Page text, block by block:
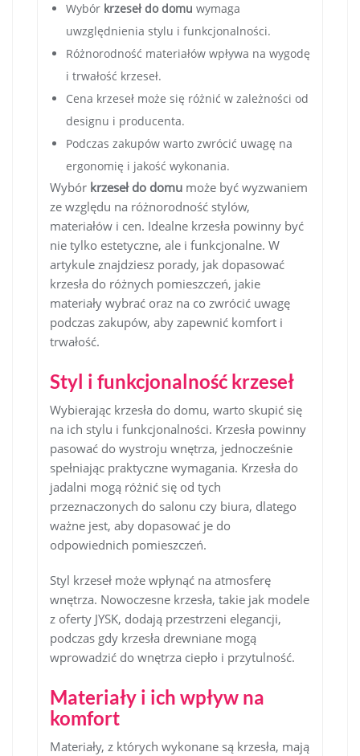
Wybór krzeseł do domu wymaga
uwzględnienia stylu i funkcjonalności.
Różnorodność materiałów wpływa na wygodę
i trwałość krzeseł.
Cena krzeseł może się różnić w zależności od
designu i producenta.
Podczas zakupów warto zwrócić uwagę na
ergonomię i jakość wykonania.
Wybór krzeseł do domu może być wyzwaniem
ze względu na różnorodność stylów,
materiałów i cen. Idealne krzesła powinny być
nie tylko estetyczne, ale i funkcjonalne. W
artykule znajdziesz porady, jak dopasować
krzesła do różnych pomieszczeń, jakie
materiały wybrać oraz na co zwrócić uwagę
podczas zakupów, aby zapewnić komfort i
trwałość.
Styl i funkcjonalność krzeseł
Wybierając krzesła do domu, warto skupić się
na ich stylu i funkcjonalności. Krzesła powinny
pasować do wystroju wnętrza, jednocześnie
spełniając praktyczne wymagania. Krzesła do
jadalni mogą różnić się od tych
przeznaczonych do salonu czy biura, dlatego
ważne jest, aby dopasować je do
odpowiednich pomieszczeń.
Styl krzeseł może wpłynąć na atmosferę
wnętrza. Nowoczesne krzesła, takie jak modele
z oferty JYSK, dodają przestrzeni elegancji,
podczas gdy krzesła drewniane mogą
wprowadzić do wnętrza ciepło i przytulność.
Materiały i ich wpływ na
komfort
Materiały, z których wykonane są krzesła, mają